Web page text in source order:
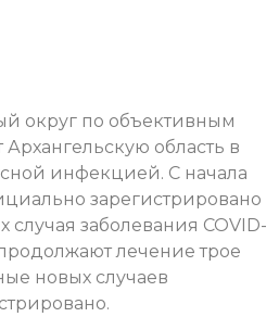
округ по объективным
область в
инфекцией. С начала
зарегистрировано
заболевания COVID-
лечение трое
новых случаев